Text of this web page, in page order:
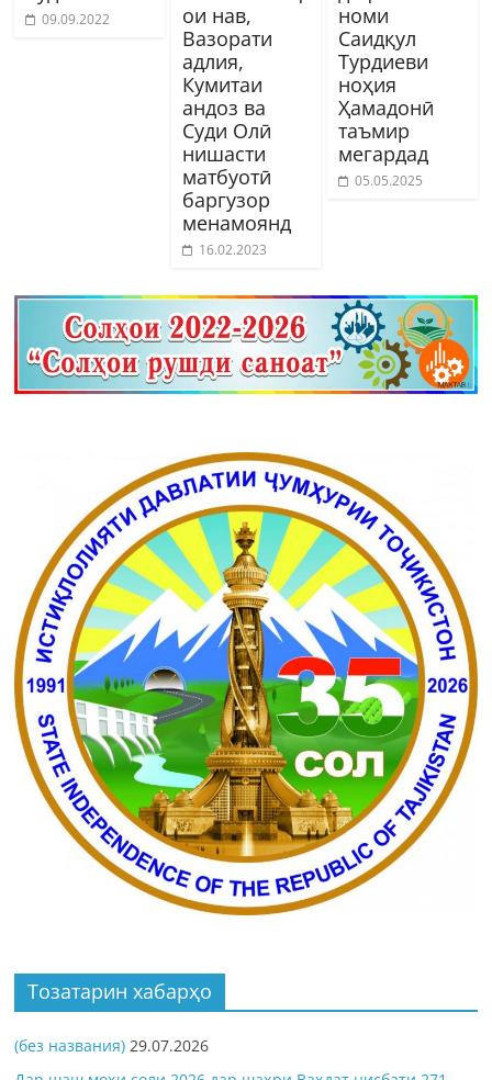
09.09.2022
ои нав,
Вазорати
адлия,
Кумитаи
андоз ва
Суди Олӣ
нишасти
матбуотӣ
баргузор
менамоянд
16.02.2023
номи
Саидқул
Турдиеви
ноҳия
Ҳамадонӣ
таъмир
мегардад
05.05.2025
Тозатарин хабарҳо
(без названия) 29.07.2026